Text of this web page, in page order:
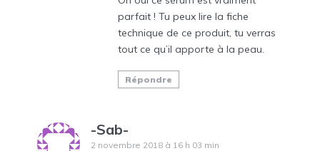
parfait ! Tu peux lire la fiche
technique de ce produit, tu verras
tout ce qu’il apporte à la peau.
Répondre
-Sab-
2 novembre 2018 à 16 h 03 min